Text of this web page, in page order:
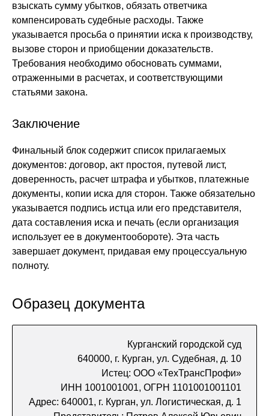
взыскать сумму убытков, обязать ответчика
компенсировать судебные расходы. Также
указывается просьба о принятии иска к производству,
вызове сторон и приобщении доказательств.
Требования необходимо обосновать суммами,
отраженными в расчетах, и соответствующими
статьями закона.
Заключение
Финальный блок содержит список прилагаемых
документов: договор, акт простоя, путевой лист,
доверенность, расчет штрафа и убытков, платежные
документы, копии иска для сторон. Также обязательно
указывается подпись истца или его представителя,
дата составления иска и печать (если организация
использует ее в документообороте). Эта часть
завершает документ, придавая ему процессуальную
полноту.
Образец документа
Курганский городской суд
640000, г. Курган, ул. Судебная, д. 10
Истец: ООО «ТехТрансПрофи»
ИНН 1001001001, ОГРН 1101001001101
Адрес: 640001, г. Курган, ул. Логистическая, д. 1